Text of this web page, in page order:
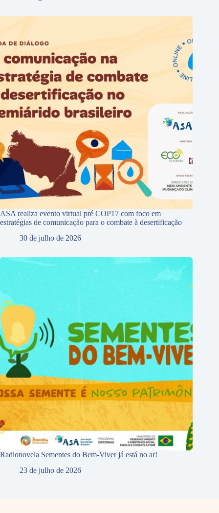
ASA realiza evento virtual pré COP17 com foco em
estratégias de comunicação para o combate à desertificação
30 de julho de 2026
Radionovela Sementes do Bem-Viver já está no ar!
23 de julho de 2026